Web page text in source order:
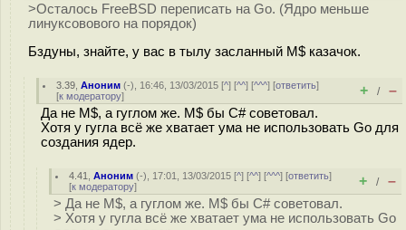
>Осталось FreeBSD переписать на Go. (Ядро меньше
линуксовового на порядок)
Бздуны, знайте, у вас в тылу засланный M$ казачок.
3.39 ,Аноним (-), 16:46, 13/03/2015 [^] [^^] [^^^] [ответить]
[к модератору] + / –
Да не M$, а гуглом же. M$ бы C# советовал.
Хотя у гугла всё же хватает ума не использовать Go для
создания ядер.
4.41 ,Аноним (-), 17:01, 13/03/2015 [^] [^^] [^^^] [ответить]
[к модератору] + / –
> Да не M$, а гуглом же. M$ бы C# советовал.
> Хотя у гугла всё же хватает ума не использовать Go